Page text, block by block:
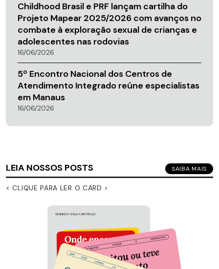
Childhood Brasil e PRF lançam cartilha do
Projeto Mapear 2025/2026 com avanços no
combate à exploração sexual de crianças e
adolescentes nas rodovias
16/06/2026
5º Encontro Nacional dos Centros de
Atendimento Integrado reúne especialistas
em Manaus
16/06/2026
LEIA NOSSOS POSTS SAIBA MAIS
< CLIQUE PARA LER O CARD >